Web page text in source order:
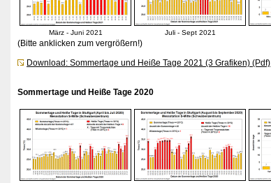
März - Juni 2021 Juli - Sept 2021
(Bitte anklicken zum vergrößern!)
Download: Sommertage und Heiße Tage 2021 (3 Grafiken) (Pdf)
Sommertage und Heiße Tage 2020